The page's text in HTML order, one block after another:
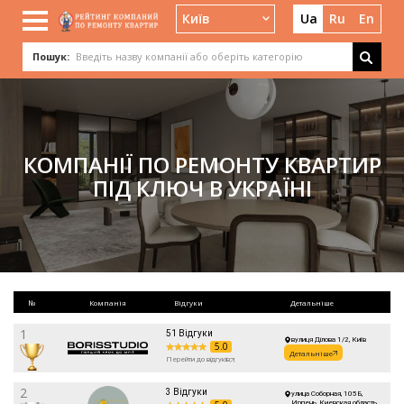
Київ Ua Ru En
Пошук:
КОМПАНІЇ ПО РЕМОНТУ КВАРТИР
ПІД КЛЮЧ В УКРАЇНІ
№ Компанія Відгуки Детальніше
1 51 Відгуки
5.0
Перейти до відгуків
вулиця Ділова 1/2, Київ
Детальніше
2 3 Відгуки
улица Соборная, 105Б,